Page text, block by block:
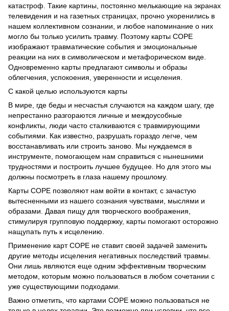
катастроф. Такие картины, постоянно мелькающие на экранах
телевидения и на газетных страницах, прочно укоренились в
нашем коллективном сознании, и любое напоминание о них
могло бы только усилить травму. Поэтому карты СОРЕ
изображают травматические события и эмоциональные
реакции на них в символическом и метафорическом виде.
Одновременно карты предлагают символы и образы
облегчения, успокоения, уверенности и исцеления.
С какой целью используются карты
В мире, где беды и несчастья случаются на каждом шагу, где
непрестанно разгораются личные и междоусобные
конфликты, люди часто сталкиваются с травмирующими
событиями. Как известно, разрушать гораздо легче, чем
восстанавливать или строить заново. Мы нуждаемся в
инструменте, помогающем нам справиться с нынешними
трудностями и построить лучшее будущее. Но для этого мы
должны посмотреть в глаза нашему прошлому.
Карты СОРЕ позволяют нам войти в контакт, с зачастую
вытесненными из нашего сознания чувствами, мыслями и
образами. Давая пищу для творческого воображения,
стимулируя групповую поддержку, карты помогают осторожно
нащупать путь к исцелению.
Применение карт СОРЕ не ставит своей задачей заменить
другие методы исцеления негативных последствий травмы.
Они лишь являются еще одним эффективным творческим
методом, которым можно пользоваться в любом сочетании с
уже существующими подходами.
Важно отметить, что картами СОРЕ можно пользоваться не